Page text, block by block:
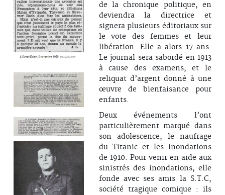
de la chronique politique, en
deviendra la directrice et
signera plusieurs éditoriaux sur
le vote des femmes et leur
libération. Elle a alors 17 ans.
Le journal sera sabordé en 1913
à cause des examens, et le
reliquat d’argent donné à une
œuvre de bienfaisance pour
enfants.
Deux événements l’ont
particulièrement marqué dans
son adolescence, le naufrage
du Titanic et les inondations
de 1910. Pour venir en aide aux
sinistrés des inondations, elle
fonde avec ses amis la S.T.C,
société tragique comique : ils